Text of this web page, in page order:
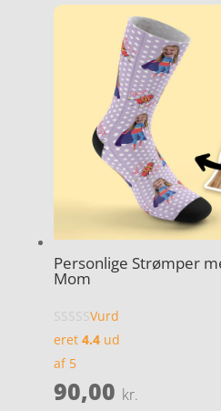
Personlige Strømper
Mom
Vurd
eret 4.4ud
af 5
90,00 kr.